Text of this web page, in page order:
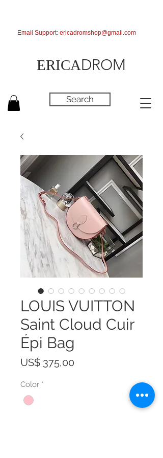
ERICADROM
Search
Email Support: ericadromshop@gmail.com
LOUIS VUITTON
Saint Cloud Cuir
Épi Bag
US$ 375,00
Color *